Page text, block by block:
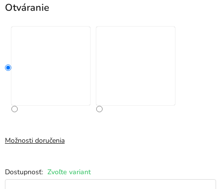
Zvoľte variant
Otváranie
Možnosti doručenia